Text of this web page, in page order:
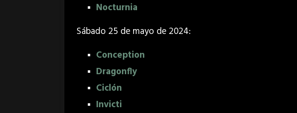
Nocturnia
Sábado 25 de mayo de 2024:
Conception
Dragonfly
Ciclón
Invicti